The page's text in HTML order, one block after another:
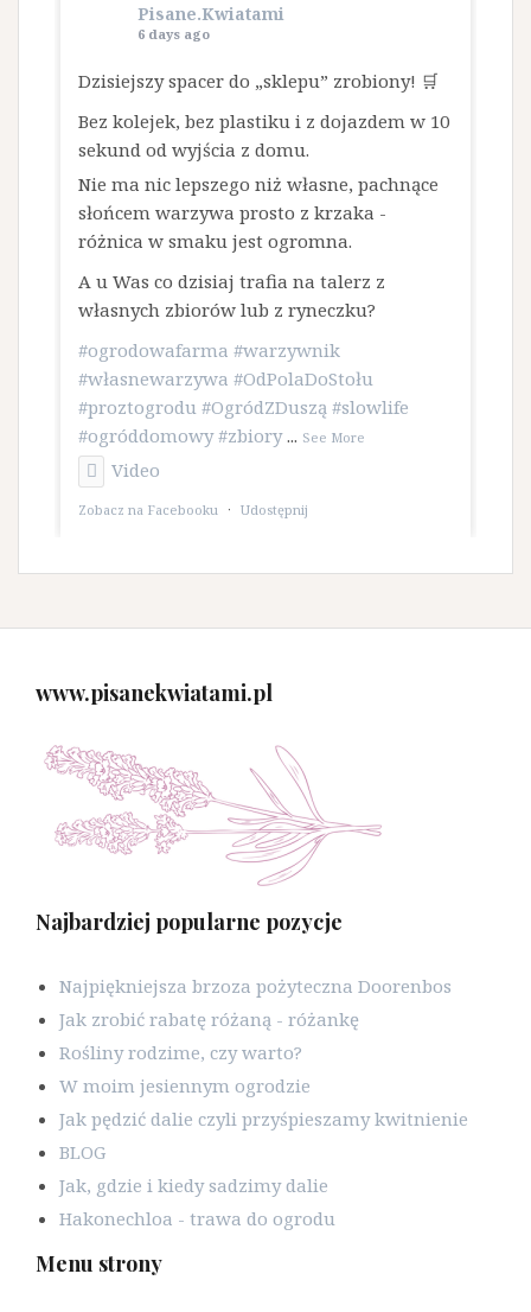
Pisane.Kwiatami
6 days ago
Dzisiejszy spacer do „sklepu” zrobiony! 🛒
Bez kolejek, bez plastiku i z dojazdem w 10
sekund od wyjścia z domu.
​Nie ma nic lepszego niż własne, pachnące
słońcem warzywa prosto z krzaka -
różnica w smaku jest ogromna.
A u Was co dzisiaj trafia na talerz z
własnych zbiorów lub z ryneczku?
#ogrodowafarma #warzywnik
#własnewarzywa #OdPolaDoStołu
#proztogrodu #OgródZDuszą #slowlife
#ogróddomowy #zbiory ... See More
Video
Zobacz na Facebooku · Udostępnij
www.pisanekwiatami.pl
Najbardziej popularne pozycje
Najpiękniejsza brzoza pożyteczna Doorenbos
Jak zrobić rabatę różaną - różankę
Rośliny rodzime, czy warto?
W moim jesiennym ogrodzie
Jak pędzić dalie czyli przyśpieszamy kwitnienie
BLOG
Jak, gdzie i kiedy sadzimy dalie
Hakonechloa - trawa do ogrodu
Menu strony